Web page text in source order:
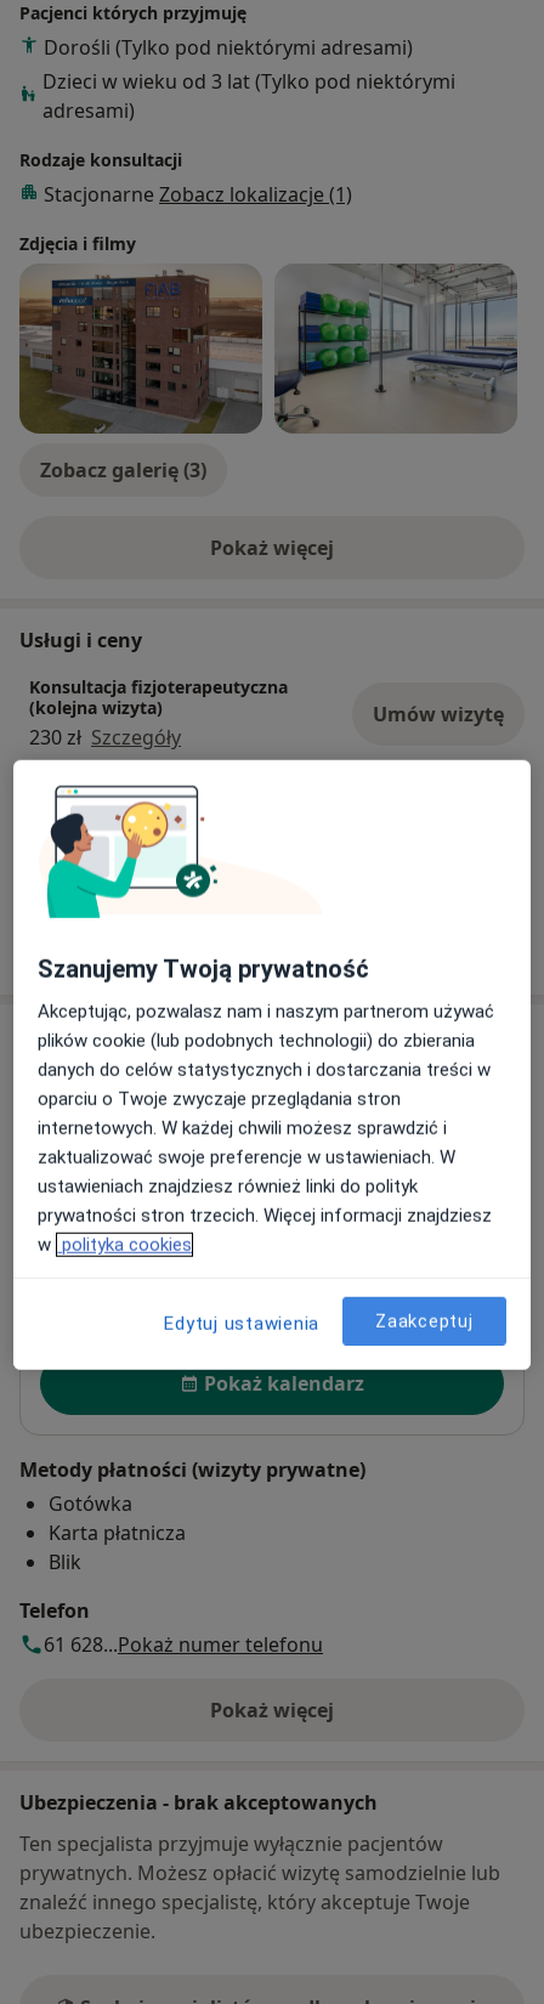
Pacjenci których przyjmuję
Dorośli (Tylko pod niektórymi adresami)
Dzieci w wieku od 3 lat (Tylko pod niektórymi
adresami)
Rodzaje konsultacji
Stacjonarne Zobacz lokalizacje (1)
Zdjęcia i filmy
Zobacz galerię (3)
Pokaż więcejo doświadczeniu
Usługi i ceny
Konsultacja fizjoterapeutyczna
(kolejna wizyta)
230 zł Szczegóły
Umów wizytę
Konsultacja fizjoterapeutyczna
(pierwsza wizyta)
250 zł Szczegóły
W jaki sposób ustalane są ceny?
Adresy (2)
Adres 1 Adres 2
Rehasport | Wrocław
Rakietowa 38, Fabryczna, 61-317Wrocław
Powiększ mapęotwiera się w nowej karcie
Dostępność
Pokaż kalendarz
Metody płatności (wizyty prywatne)
Gotówka
Karta płatnicza
Blik
Telefon
61 628...Pokaż numer telefonu
Pokaż więcej
o adresie
Ubezpieczenia - brak akceptowanych
Ten specjalista przyjmuje wyłącznie pacjentów
prywatnych. Możesz opłacić wizytę samodzielnie lub
znaleźć innego specjalistę, który akceptuje Twoje
ubezpieczenie.
Szanujemy Twoją prywatność
Akceptując, pozwalasz nam i naszym partnerom używać
plików cookie (lub podobnych technologii) do zbierania
danych do celów statystycznych i dostarczania treści w
oparciu o Twoje zwyczaje przeglądania stron
internetowych. W każdej chwili możesz sprawdzić i
zaktualizować swoje preferencje w ustawieniach. W
ustawieniach znajdziesz również linki do polityk
prywatności stron trzecich. Więcej informacji znajdziesz
w polityka cookies
Edytuj ustawienia Zaakceptuj